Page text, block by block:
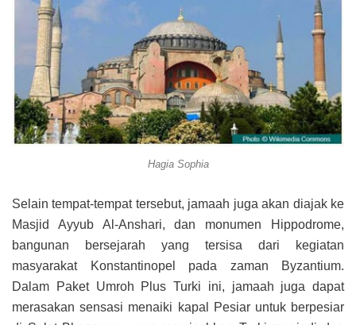
Hagia Sophia
Selain tempat-tempat tersebut, jamaah juga akan diajak ke
Masjid Ayyub Al-Anshari, dan monumen Hippodrome,
bangunan bersejarah yang tersisa dari kegiatan
masyarakat Konstantinopel pada zaman Byzantium.
Dalam Paket Umroh Plus Turki ini, jamaah juga dapat
merasakan sensasi menaiki kapal Pesiar untuk berpesiar